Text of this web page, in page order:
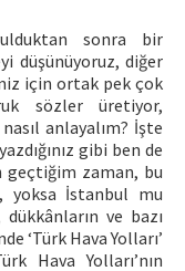
sonra bir
düşünüyoruz, diğer
için ortak pek çok
sözler üretiyor,
anlayalım? İşte
gibi ben de
geçtiğim zaman, bu
yoksa İstanbul mu
ve bazı
‘Türk Hava Yolları’
Hava Yolları’nın